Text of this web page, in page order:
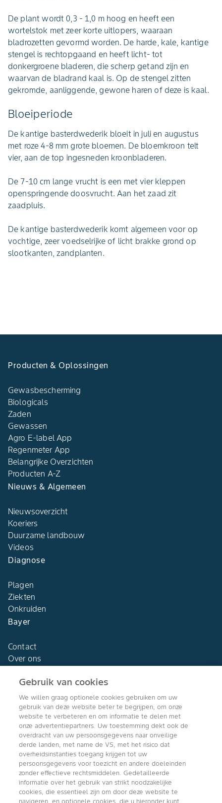
De plant wordt 0,3 - 1,0 m hoog en heeft een
wortelstok met zeer korte uitlopers, waaraan
bladrozetten gevormd worden. De harde, kale, kantige
stengel is rechtopgaand en heeft licht- tot
donkergroene bladeren, die scherp getand zijn en
waarvan de bladrand kaal is. Op de stengel zitten
gekromde, aanliggende, gewone haren of deze is kaal.
Bloeiperiode
De kantige basterdwederik bloeit in juli en augustus
met roze 4-8 mm grote bloemen. De bloemkroon telt
vier, aan de top ingesneden kroonbladeren.
De 7-10 cm lange vrucht is een met vier kleppen
openspringende doosvrucht. Aan het zaad zit
zaadpluis.
De kantige basterdwederik komt algemeen voor op
vochtige, zeer voedselrijke of licht brakke grond op
slootkanten, zandplanten.
Producten & Oplossingen
Gewasbescherming
Biologicals
Zaden
Gewassen
Agro E-label App
Regenmeter App
Belangrijke Overzichten
Producten A-Z
Nieuws & Algemeen
Nieuwsoverzicht
Koeriers
Duurzame landbouw
Videos
Diagnose
Plagen
Ziekten
Onkruiden
Bayer
Contact
Over ons
Agro Bayer
Nederland
Volg ons
Gebruik van cookies
We willen graag optionele cookies gebruiken om uw
gebruik van deze website beter te begrijpen, om onze
website te verbeteren en om informatie te delen met
onze advertentiepartners. Uw toestemming dekt ook de
overdracht van uw persoonsgegevens naar onveilige
derde landen, met name de VS, met het risico dat
overheidsinstanties toegang krijgen tot uw
persoonsgegevens voor toezicht en andere doeleinden
zonder effectieve rechtsmiddelen. Gedetailleerde
informatie over het gebruik van strikt noodzakelijke
cookies, die essentieel zijn om door deze website te
navigeren, en optionele cookies, die u hieronder kunt